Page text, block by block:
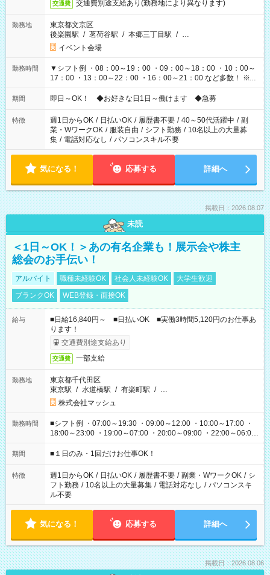
交通費 交通費別途支給あり(勤務地により異なります)
勤務地
東京都文京区
後楽園駅 / 茗荷谷駅 / 本郷三丁目駅 / …
イベント会場
勤務時間
▼シフト例 ・08：00～19：00 ・09：00～18：00 ・10：00～
17：00 ・13：00～22：00 ・16：00～21：00 など多数！ ※お
仕事により勤務時間が異なります
期間 即日～OK！ ◆お好きな日1日～働けます ◆急募
特徴 週1日からOK / 日払いOK / 履歴書不要 / 40～50代活躍中 / 副
業・WワークOK / 服装自由 / シフト勤務 / 10名以上の大量募
集 / 電話対応なし / パソコンスキル不要
気になる！ 応募する 詳細へ
掲載日：2026.08.07
未読
＜1日～OK！＞あの有名企業も！展示会や株主
総会のお手伝い！
アルバイト 職種未経験OK 社会人未経験OK
大学生歓迎
ブランクOK
WEB登録・面接OK
給与
■日給16,840円～ ■日払いOK ■実働3時間5,120円のお仕事あ
ります！
交通費別途支給あり
交通費 一部支給
勤務地
東京都千代田区
東京駅 / 水道橋駅 / 有楽町駅 / …
株式会社マッシュ
勤務時間
■シフト例 ・07:00～19:30 ・09:00～12:00 ・10:00～17:00 ・
18:00～23:00 ・19:00～07:00 ・20:00～09:00 ・22:00～06:00
etc ★最短で3時間で5,120円のお仕事から 15時間で2万円近く稼
げるお仕事も！ ご希望のお時間に合わせてご紹介！ ※シフトは
ください！
期間 ■１日のみ・1回だけお仕事OK！
特徴 週1日からOK / 日払いOK / 履歴書不要 / 副業・WワークOK / シ
フト勤務 / 10名以上の大量募集 / 電話対応なし / パソコンスキ
ル不要
気になる！ 応募する 詳細へ
掲載日：2026.08.06